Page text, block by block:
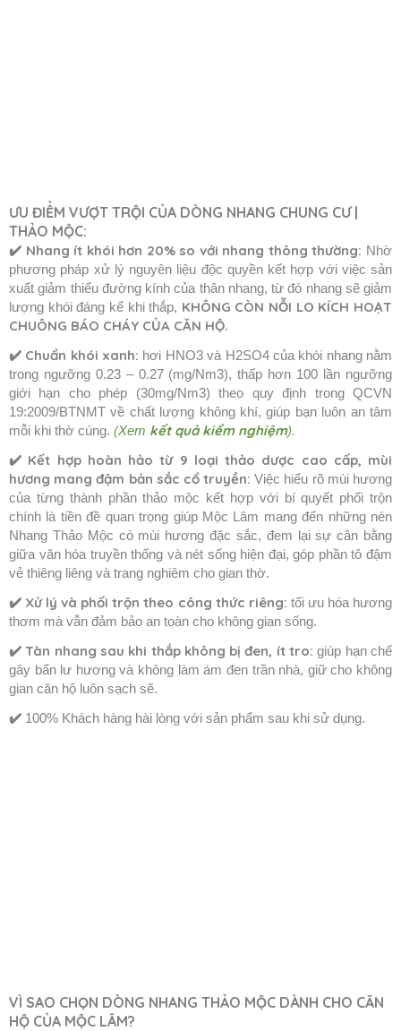
ƯU ĐIỂM VƯỢT TRỘI CỦA DÒNG NHANG CHUNG CƯ |
THẢO MỘC:
✔️ Nhang ít khói hơn 20% so với nhang thông thường: Nhờ
phương pháp xử lý nguyên liệu độc quyền kết hợp với việc sản
xuất giảm thiểu đường kính của thân nhang, từ đó nhang sẽ giảm
lượng khói đáng kể khi thắp, KHÔNG CÒN NỖI LO KÍCH HOẠT
CHUÔNG BÁO CHÁY CỦA CĂN HỘ.
✔️ Chuẩn khói xanh: hơi HNO3 và H2SO4 của khói nhang nằm
trong ngưỡng 0.23 – 0.27 (mg/Nm3), thấp hơn 100 lần ngưỡng
giới hạn cho phép (30mg/Nm3) theo quy định trong QCVN
19:2009/BTNMT về chất lượng không khí, giúp bạn luôn an tâm
mỗi khi thờ cúng. (Xem kết quả kiểm nghiệm).
✔️ Kết hợp hoàn hảo từ 9 loại thảo dược cao cấp, mùi
hương mang đậm bản sắc cổ truyền:Việc hiểu rõ mùi hương
của từng thành phần thảo mộc kết hợp với bí quyết phối trộn
chính là tiền đề quan trọng giúp Mộc Lâm mang đến những nén
Nhang Thảo Mộc có mùi hương đặc sắc, đem lại sự cân bằng
giữa văn hóa truyền thống và nét sống hiện đại, góp phần tô đậm
vẻ thiêng liêng và trang nghiêm cho gian thờ.
✔️ Xử lý và phối trộn theo công thức riêng: tối ưu hóa hương
thơm mà vẫn đảm bảo an toàn cho không gian sống.
✔️ Tàn nhang sau khi thắp không bị đen, ít tro: giúp hạn chế
gây bẩn lư hương và không làm ám đen trần nhà, giữ cho không
gian căn hộ luôn sạch sẽ.
✔️ 100% Khách hàng hài lòng với sản phẩm sau khi sử dụng.
VÌ SAO CHỌN DÒNG NHANG THẢO MỘC DÀNH CHO CĂN
HỘ CỦA MỘC LÂM?